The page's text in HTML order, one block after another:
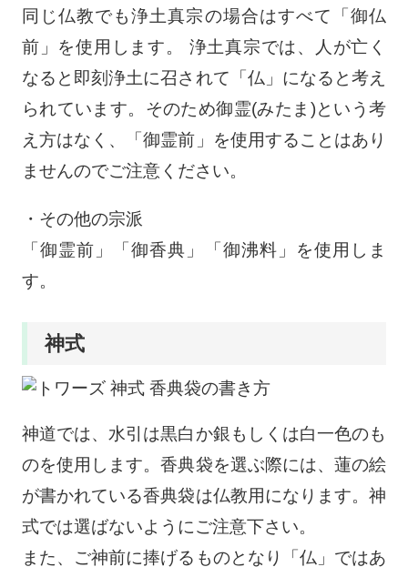
同じ仏教でも浄土真宗の場合はすべて「御仏
前」を使用します。 浄土真宗では、人が亡く
なると即刻浄土に召されて「仏」になると考え
られています。そのため御霊(みたま)という考
え方はなく、「御霊前」を使用することはあり
ませんのでご注意ください。
・その他の宗派
「御霊前」「御香典」「御沸料」を使用しま
す。
神式
神道では、水引は黒白か銀もしくは白一色のも
のを使用します。香典袋を選ぶ際には、蓮の絵
が書かれている香典袋は仏教用になります。神
式では選ばないようにご注意下さい。
また、ご神前に捧げるものとなり「仏」ではあ